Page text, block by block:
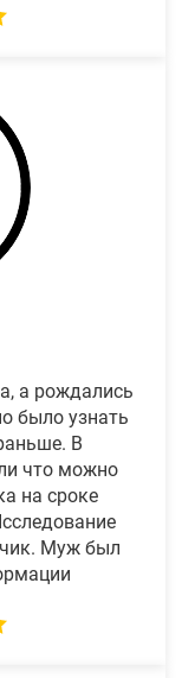
а рождались
было узнать
В
что можно
на сроке
Муж был